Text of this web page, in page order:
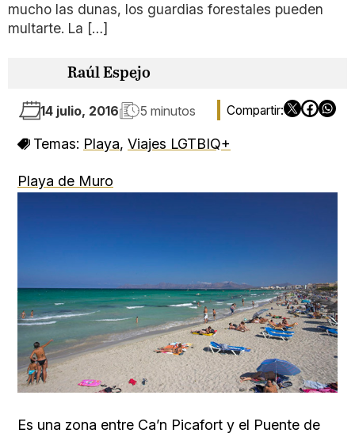
mucho las dunas, los guardias forestales pueden
multarte. La […]
Raúl Espejo
14 julio, 2016 5 minutos
Temas: Playa, Viajes LGTBIQ+
Playa de Muro
Es una zona entre Ca’n Picafort y el Puente de